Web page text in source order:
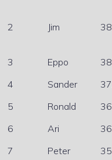
2 Jim
3
Eppo
4
Sander
5
Ronald
6
Ari
7
Peter